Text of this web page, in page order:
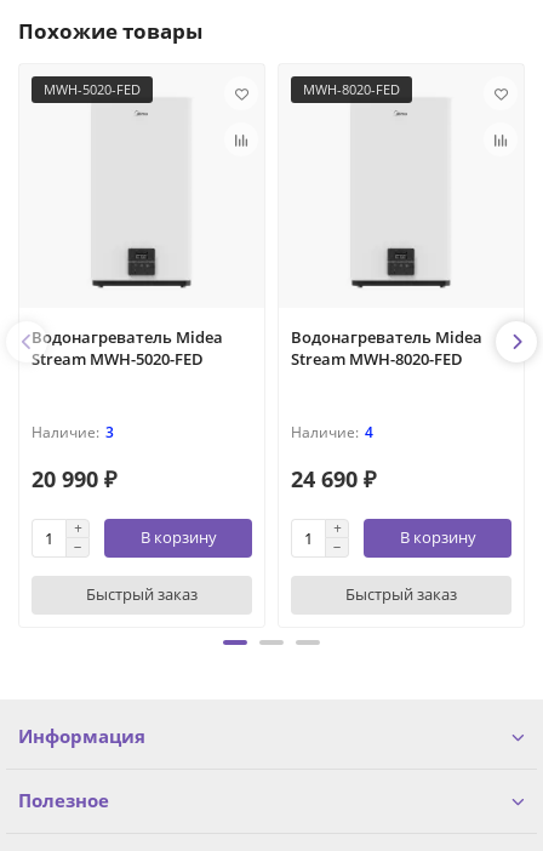
Похожие товары
MWH-5020-FED
Водонагреватель Midea
Stream MWH-5020-FED
3
20 990 ₽
В корзину
Быстрый заказ
MWH-8020-FED
Водонагреватель Midea
Stream MWH-8020-FED
4
24 690 ₽
В корзину
Быстрый заказ
Информация
Полезное